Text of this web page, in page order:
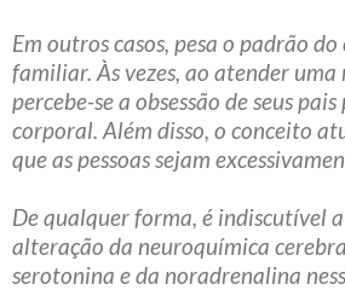
Em outros casos, pesa o padrão
familiar. Às vezes, ao atender
percebe-se a obsessão de seus
corporal. Além disso, o conceito
que as pessoas sejam
De qualquer forma, é indiscutível
alteração da neuroquímica
serotonina e da noradrenalina